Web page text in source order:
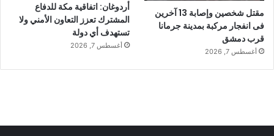
مقتل شخصين وإصابة 13 آخرين
فى انفجار مركبة بمدينة جرمانا
قرب دمشق
أغسطس 7, 2026
أردوغان: اتفاقية مكة للدفاع
المشترك تعزز التعاون الأمني ولا
تستهدف أي دولة
أغسطس 7, 2026